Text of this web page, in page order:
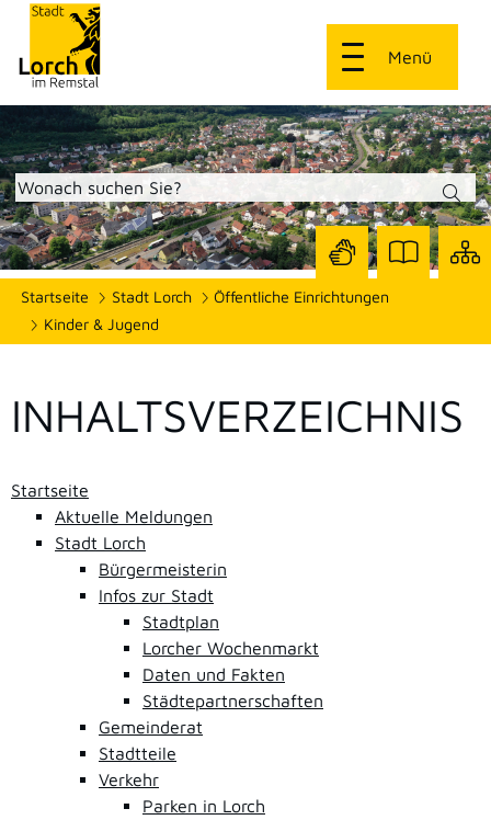
Menü
Startseite Stadt Lorch
Öffentliche Einrichtungen
Kinder & Jugend
Seite
Zur
Seite
INHALTSVERZEICHNIS
Startseite
Aktuelle Meldungen
Stadt Lorch
Bürgermeisterin
Infos zur Stadt
Stadtplan
Lorcher Wochenmarkt
Daten und Fakten
Städtepartnerschaften
Gemeinderat
Stadtteile
Verkehr
Parken in Lorch